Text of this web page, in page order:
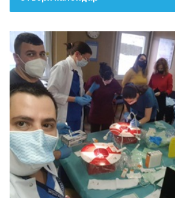
Август
пн вт ср чт пт
3 4 6 7
10 11 12 13 14
17 18 19 20 21
24 25 26 27 28